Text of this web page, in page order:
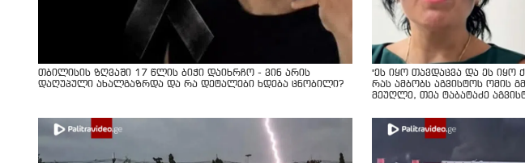
თბილისის ზღვაში 17 წლის ბიჭი დაიხრჩო - ვინ არის
დაღუპული ახალგაზრდა და რა დეტალები ხდება ცნობილი?
"ეს იყო თავდაცვა და ეს იყო
რას ამბობს აგვისტოს ომის
მეუღლე, თეა ტაბატაძე